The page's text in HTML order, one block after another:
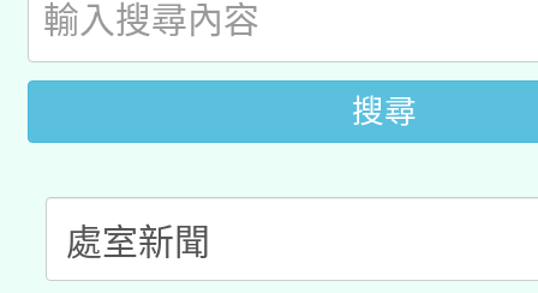
用水績優單位及節水達
桃園市孔廟祈福系列
開 智慧啟航」
2026年桃園地景藝術
搜尋